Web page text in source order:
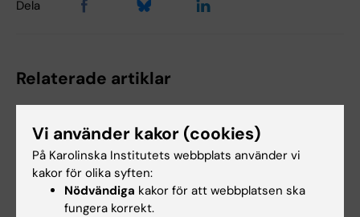
Dela
Relaterade artiklar
Vi använder kakor (cookies)
På Karolinska Institutets webbplats använder vi
kakor för olika syften:
Nödvändiga kakor för att webbplatsen ska
fungera korrekt.